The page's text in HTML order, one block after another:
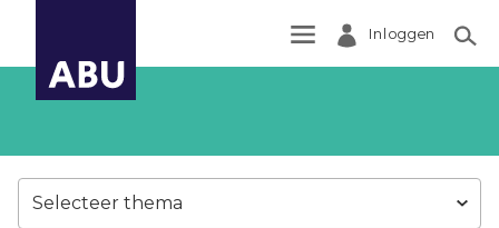
Inloggen
Selecteer thema